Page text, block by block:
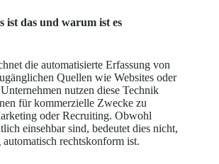
ist das und warum ist es
die automatisierte Erfassung von
Quellen wie Websites oder
nutzen diese Technik
für kommerzielle Zwecke zu
oder Recruiting. Obwohl
einsehbar sind, bedeutet dies nicht,
rechtskonform ist.